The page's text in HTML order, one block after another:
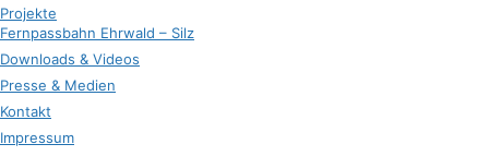
Projekte
Fernpassbahn Ehrwald – Silz
Downloads & Videos
Presse & Medien
Kontakt
Impressum